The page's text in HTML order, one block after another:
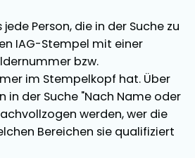
Person, die in der Suche zu
IAG-Stempel mit einer
bzw.
im Stempelkopf hat. Über
in der Suche "Nach Name oder
werden, wer die
Bereichen sie qualifiziert